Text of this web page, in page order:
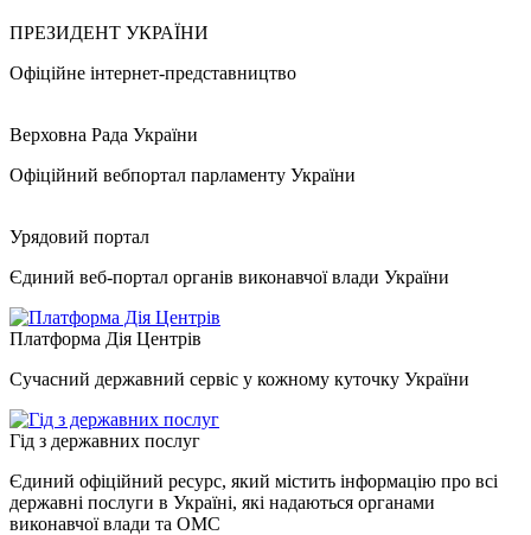
ПРЕЗИДЕНТ УКРАЇНИ
Офіційне інтернет-представництво
Верховна Рада України
Офіційний вебпортал парламенту України
Урядовий портал
Єдиний веб-портал органів виконавчої влади України
Платформа Дія Центрів
Сучасний державний сервіс у кожному куточку України
Гід з державних послуг
Єдиний офіційний ресурс, який містить інформацію про всі
державні послуги в Україні, які надаються органами
виконавчої влади та ОМС